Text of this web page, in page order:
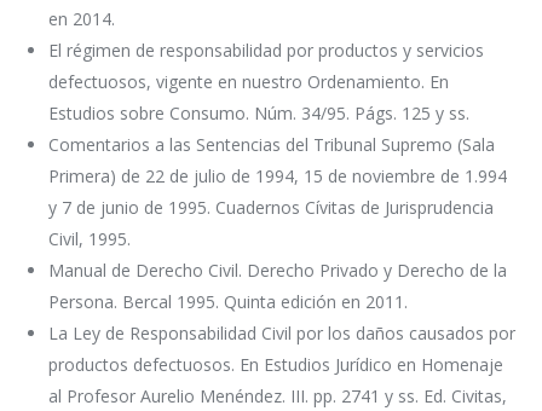
en 2014.
El régimen de responsabilidad por productos y servicios
defectuosos, vigente en nuestro Ordenamiento. En
Estudios sobre Consumo. Núm. 34/95. Págs. 125 y ss.
Comentarios a las Sentencias del Tribunal Supremo (Sala
Primera) de 22 de julio de 1994, 15 de noviembre de 1.994
y 7 de junio de 1995. Cuadernos Cívitas de Jurisprudencia
Civil, 1995.
Manual de Derecho Civil. Derecho Privado y Derecho de la
Persona. Bercal 1995. Quinta edición en 2011.
La Ley de Responsabilidad Civil por los daños causados por
productos defectuosos. En Estudios Jurídico en Homenaje
al Profesor Aurelio Menéndez. III. pp. 2741 y ss. Ed. Civitas,